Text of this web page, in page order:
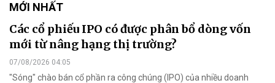
MỚI NHẤT
Các cổ phiếu IPO có được phân bổ dòng vốn
mới từ nâng hạng thị trường?
07/08/2026 04:05
"Sóng" chào bán cổ phần ra công chúng (IPO) của nhiều doanh